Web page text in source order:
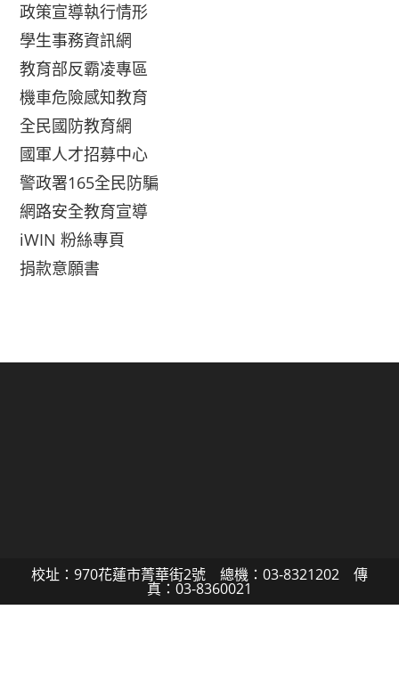
政策宣導執行情形
學生事務資訊網
教育部反霸凌專區
機車危險感知教育
全民國防教育網
國軍人才招募中心
警政署165全民防騙
網路安全教育宣導
iWIN 粉絲專頁
捐款意願書
校址：970花蓮市菁華街2號 總機：03-8321202 傳
真：03-8360021